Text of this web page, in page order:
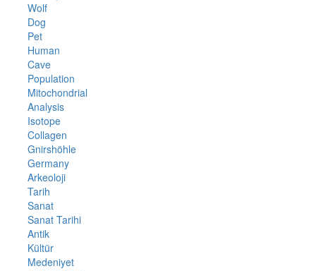
Wolf
Dog
Pet
Human
Cave
Population
Mitochondrial
Analysis
Isotope
Collagen
Gnirshöhle
Germany
Arkeoloji
Tarih
Sanat
Sanat Tarihi
Antik
Kültür
Medeniyet